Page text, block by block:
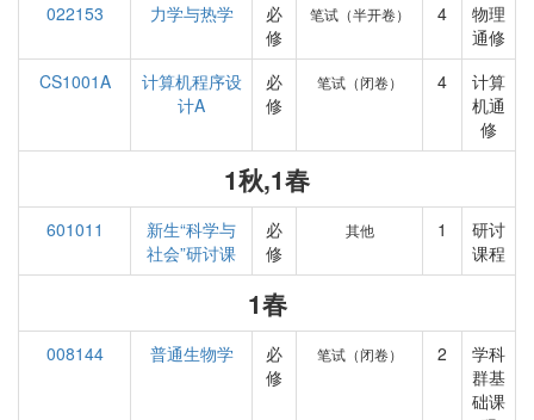
022153
力学与热学
必
修
笔试（半开卷） 4
物理
通修
CS1001A
计算机程序设
计A
必
修
笔试（闭卷） 4
计算
机通
修
1秋,1春
601011
新生“科学与
社会”研讨课
必
修
其他 1
研讨
课程
1春
008144 普通生物学
必
修
笔试（闭卷） 2
学科
群基
础课